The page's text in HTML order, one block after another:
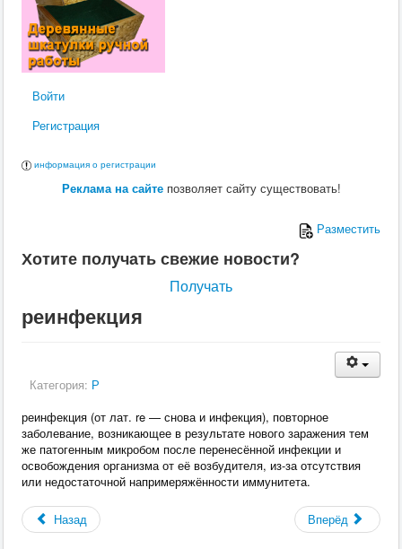
Войти
Регистрация
информация о регистрации
Реклама на сайтепозволяет сайту существовать!
Разместить
Хотите получать свежие новости?
Получать
реинфекция
Категория: Р
реинфекция (от лат. re — снова и инфекция), повторное
заболевание, возникающее в результате нового заражения тем
же патогенным микробом после перенесённой инфекции и
освобождения организма от её возбудителя, из-за отсутствия
или недостаточной напримеряжённости иммунитета.
Назад Вперёд